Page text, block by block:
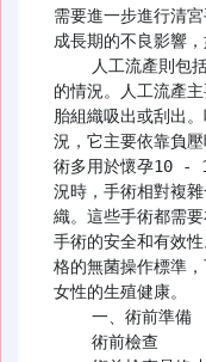
需要進一步進行清
成長期的不良影響
的情況。人工流產
胎組織吸出或刮出
況，它主要依靠負
術多用於懷孕10 -
況時，手術相對複
織。這些手術都需
手術的安全和有效
格的無菌操作標準
女性的生殖健康。